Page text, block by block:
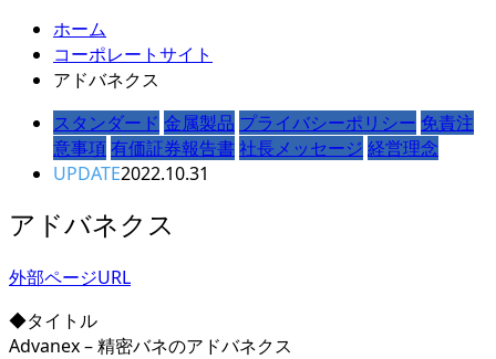
ホーム
コーポレートサイト
アドバネクス
スタンダード 金属製品 プライバシーポリシー 免責注
意事項有価証券報告書社長メッセージ 経営理念
UPDATE2022.10.31
アドバネクス
外部ページURL
◆タイトル
Advanex – 精密バネのアドバネクス